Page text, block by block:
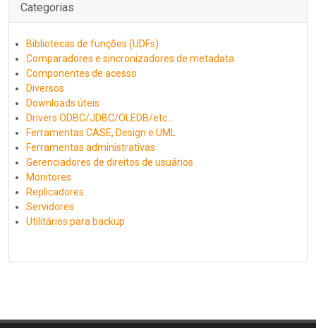
Categorias
Bibliotecas de funções (UDFs)
Comparadores e sincronizadores de metadata
Componentes de acesso
Diversos
Downloads úteis
Drivers ODBC/JDBC/OLEDB/etc...
Ferramentas CASE, Design e UML
Ferramentas administrativas
Gerenciadores de direitos de usuários
Monitores
Replicadores
Servidores
Utilitários para backup